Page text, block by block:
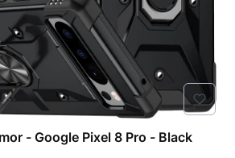
- Google Pixel 8 Pro - Black